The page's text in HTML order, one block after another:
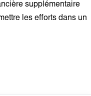
supplémentaire
les efforts dans un